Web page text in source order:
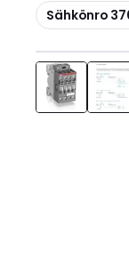
Kopioi
Sähkönro